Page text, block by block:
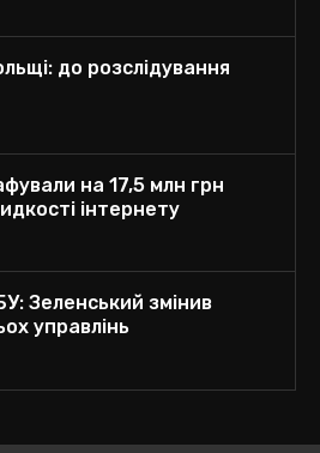
до розслідування
на 17,5 млн грн
інтернету
Зеленський змінив
управлінь